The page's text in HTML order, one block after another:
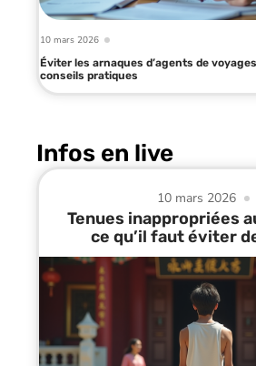
10 mars 2026
Éviter les arnaques d’agents de
conseils pratiques
Infos en live
10 mars 2026
Tenues inappropriées
ce qu’il faut éviter